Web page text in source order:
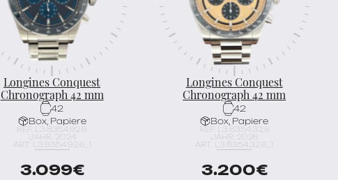
Longines Conquest
Chronograph 42 mm
42
Box, Papiere
REF. L3.835.4.92.6
JAHR: 2024
ART. L3.835.4.92.6_1
3.099€
Longines Conquest
Chronograph 42 mm
42
Box, Papiere
REF. L3.835.4.32.6
JAHR: 2026
ART. L3.835.4.32.6_1
3.200€